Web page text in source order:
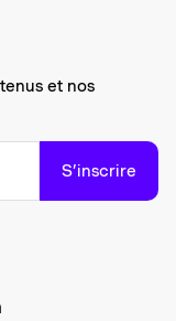
et nos
S’inscrire